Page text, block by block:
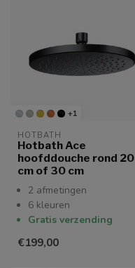
+1
HOTBATH
Hotbath Ace
hoofddouche rond 20
cm of 30 cm
2 afmetingen
6 kleuren
Gratis verzending
€199,00